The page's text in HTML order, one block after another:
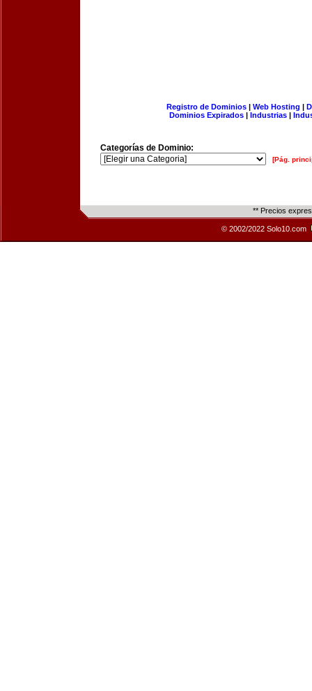
Registro de Dominios| Web Hosting |
Dominios Expirados | Industrias |
Categorías de Dominio:
[Pág.
** Precios
© 2002/2022 Solo10.com